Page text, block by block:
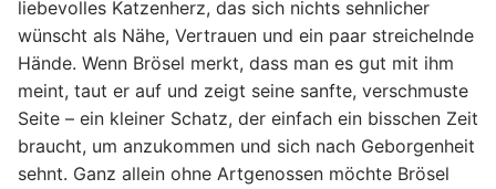
liebevolles Katzenherz, das sich nichts sehnlicher
wünscht als Nähe, Vertrauen und ein paar streichelnde
Hände. Wenn Brösel merkt, dass man es gut mit ihm
meint, taut er auf und zeigt seine sanfte, verschmuste
Seite – ein kleiner Schatz, der einfach ein bisschen Zeit
braucht, um anzukommen und sich nach Geborgenheit
sehnt. Ganz allein ohne Artgenossen möchte Brösel